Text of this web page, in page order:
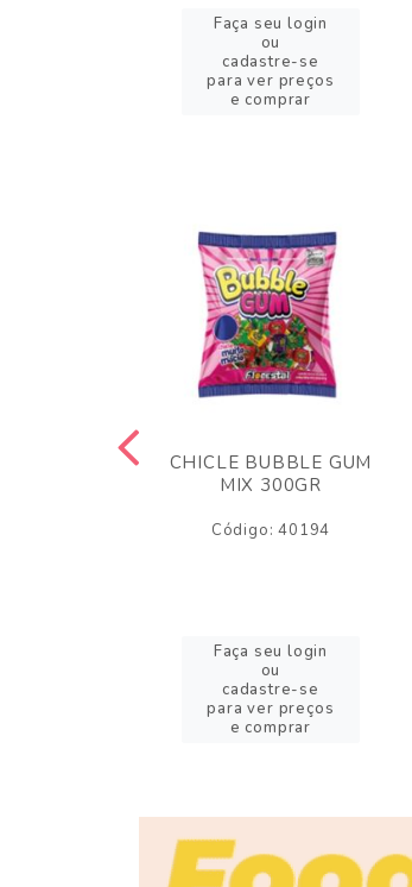
Faça seu login
ou
cadastre-se
para ver preços
e comprar
CHICLE BUBBLE GUM
MIX 300GR
Código: 40194
Faça seu login
ou
cadastre-se
para ver preços
e comprar